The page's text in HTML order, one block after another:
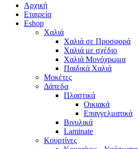
Αρχική
Εταιρεία
Eshop
Χαλιά
Χαλιά σε Προσφορά
Χαλιά με σχέδιο
Χαλιά Μονόχρωμα
Παιδικά Χαλιά
Μοκέτες
Δάπεδα
Πλαστικά
Οικιακά
Επαγγελματικά
Βινυλικά
Laminate
Κουρτίνες